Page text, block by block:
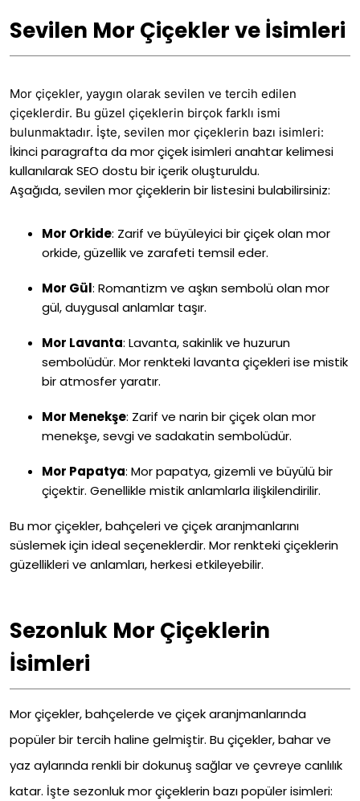
Sevilen Mor Çiçekler ve İsimleri
Mor çiçekler, yaygın olarak sevilen ve tercih edilen
çiçeklerdir. Bu güzel çiçeklerin birçok farklı ismi
bulunmaktadır. İşte, sevilen mor çiçeklerin bazı isimleri:
İkinci paragrafta da mor çiçek isimleri anahtar kelimesi
kullanılarak SEO dostu bir içerik oluşturuldu.
Aşağıda, sevilen mor çiçeklerin bir listesini bulabilirsiniz:
Mor Orkide: Zarif ve büyüleyici bir çiçek olan mor
orkide, güzellik ve zarafeti temsil eder.
Mor Gül: Romantizm ve aşkın sembolü olan mor
gül, duygusal anlamlar taşır.
Mor Lavanta: Lavanta, sakinlik ve huzurun
sembolüdür. Mor renkteki lavanta çiçekleri ise mistik
bir atmosfer yaratır.
Mor Menekşe: Zarif ve narin bir çiçek olan mor
menekşe, sevgi ve sadakatin sembolüdür.
Mor Papatya: Mor papatya, gizemli ve büyülü bir
çiçektir. Genellikle mistik anlamlarla ilişkilendirilir.
Bu mor çiçekler, bahçeleri ve çiçek aranjmanlarını
süslemek için ideal seçeneklerdir. Mor renkteki çiçeklerin
güzellikleri ve anlamları, herkesi etkileyebilir.
Sezonluk Mor Çiçeklerin
İsimleri
Mor çiçekler, bahçelerde ve çiçek aranjmanlarında
popüler bir tercih haline gelmiştir. Bu çiçekler, bahar ve
yaz aylarında renkli bir dokunuş sağlar ve çevreye canlılık
katar. İşte sezonluk mor çiçeklerin bazı popüler isimleri: